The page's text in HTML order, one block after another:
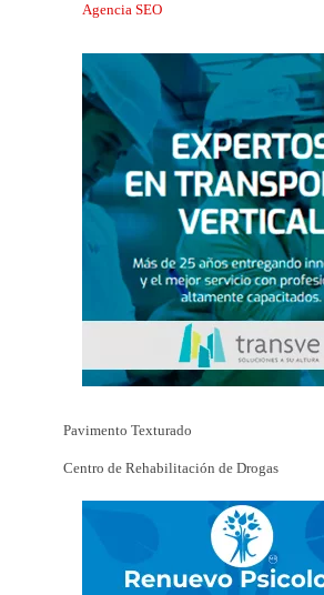
Agencia SEO
Pavimento Texturado
Centro de Rehabilitación de Drogas